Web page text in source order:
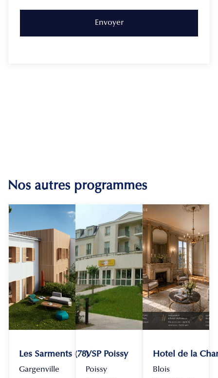
Nos autres programmes
Les Sarments (78)
Gargenville
VSP Poissy
Poissy
Hotel de la
Blois